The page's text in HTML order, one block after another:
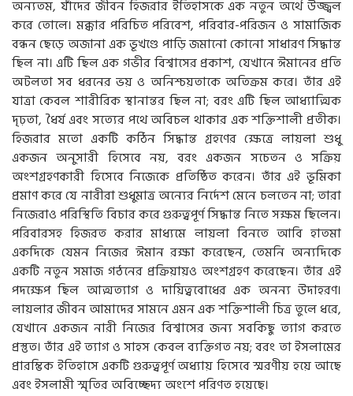
অন্যতম, যাঁদের জীবন হিজরার ইতিহাসকে এক নতুন অর্থে উজ্জ্বল
করে তোলে। মক্কার পরিচিত পরিবেশ, পরিবার-পরিজন ও সামাজিক
বন্ধন ছেড়ে অজানা এক ভূখণ্ডে পাড়ি জমানো কোনো সাধারণ সিদ্ধান্ত
ছিল না। এটি ছিল এক গভীর বিশ্বাসের প্রকাশ, যেখানে ঈমানের প্রতি
অটলতা সব ধরনের ভয় ও অনিশ্চয়তাকে অতিক্রম করে। তাঁর এই
যাত্রা কেবল শারীরিক স্থানান্তর ছিল না; বরং এটি ছিল আধ্যাত্মিক
দৃঢ়তা, ধৈর্য এবং সত্যের পথে অবিচল থাকার এক শক্তিশালী প্রতীক।
হিজরার মতো একটি কঠিন সিদ্ধান্ত গ্রহণের ক্ষেত্রে লায়লা শুধু
একজন অনুসারী হিসেবে নয়, বরং একজন সচেতন ও সক্রিয়
অংশগ্রহণকারী হিসেবে নিজেকে প্রতিষ্ঠিত করেন। তাঁর এই ভূমিকা
প্রমাণ করে যে নারীরা শুধুমাত্র অন্যের নির্দেশ মেনে চলতেন না; তারা
নিজেরাও পরিস্থিতি বিচার করে গুরুত্বপূর্ণ সিদ্ধান্ত নিতে সক্ষম ছিলেন।
পরিবারসহ হিজরত করার মাধ্যমে লায়লা বিনতে আবি হাতমা
একদিকে যেমন নিজের ঈমান রক্ষা করেছেন, তেমনি অন্যদিকে
একটি নতুন সমাজ গঠনের প্রক্রিয়ায়ও অংশগ্রহণ করেছেন। তাঁর এই
পদক্ষেপ ছিল আত্মত্যাগ ও দায়িত্ববোধের এক অনন্য উদাহরণ।
লায়লার জীবন আমাদের সামনে এমন এক শক্তিশালী চিত্র তুলে ধরে,
যেখানে একজন নারী নিজের বিশ্বাসের জন্য সবকিছু ত্যাগ করতে
প্রস্তুত। তাঁর এই ত্যাগ ও সাহস কেবল ব্যক্তিগত নয়; বরং তা ইসলামের
প্রারম্ভিক ইতিহাসে একটি গুরুত্বপূর্ণ অধ্যায় হিসেবে স্মরণীয় হয়ে আছে
এবং ইসলামী স্মৃতির অবিচ্ছেদ্য অংশে পরিণত হয়েছে।